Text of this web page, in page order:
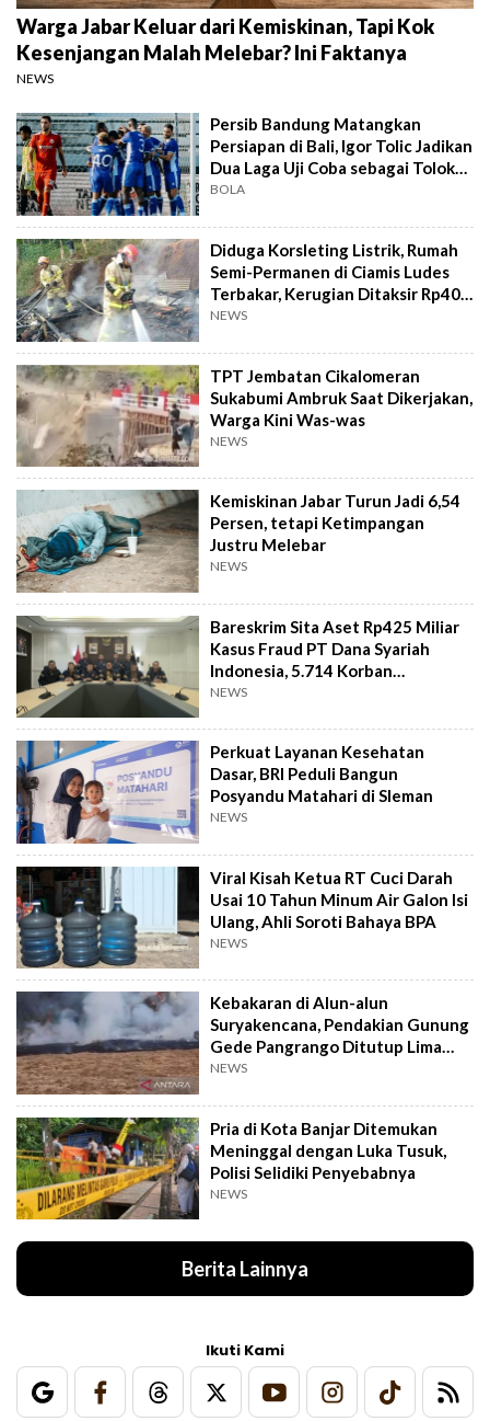
Warga Jabar Keluar dari Kemiskinan, Tapi Kok
Kesenjangan Malah Melebar? Ini Faktanya
NEWS
Persib Bandung Matangkan
Persiapan di Bali, Igor Tolic Jadikan
Dua Laga Uji Coba sebagai Tolok
Ukur
BOLA
Diduga Korsleting Listrik, Rumah
Semi-Permanen di Ciamis Ludes
Terbakar, Kerugian Ditaksir Rp40
Juta
NEWS
TPT Jembatan Cikalomeran
Sukabumi Ambruk Saat Dikerjakan,
Warga Kini Was-was
NEWS
Kemiskinan Jabar Turun Jadi 6,54
Persen, tetapi Ketimpangan
Justru Melebar
NEWS
Bareskrim Sita Aset Rp425 Miliar
Kasus Fraud PT Dana Syariah
Indonesia, 5.714 Korban
Terverifikasai
NEWS
Perkuat Layanan Kesehatan
Dasar, BRI Peduli Bangun
Posyandu Matahari di Sleman
NEWS
Viral Kisah Ketua RT Cuci Darah
Usai 10 Tahun Minum Air Galon Isi
Ulang, Ahli Soroti Bahaya BPA
NEWS
Kebakaran di Alun-alun
Suryakencana, Pendakian Gunung
Gede Pangrango Ditutup Lima
Hari
NEWS
Pria di Kota Banjar Ditemukan
Meninggal dengan Luka Tusuk,
Polisi Selidiki Penyebabnya
NEWS
Berita Lainnya
Ikuti Kami